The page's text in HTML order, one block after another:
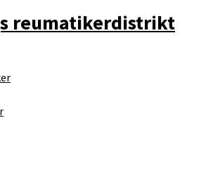
reumatikerdistrikt